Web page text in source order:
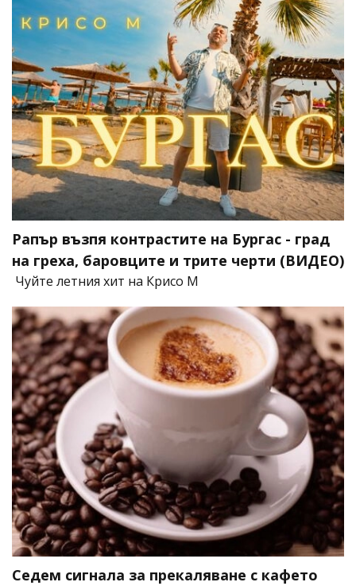
Рапър възпя контрастите на Бургас - град
на греха, баровците и трите черти (ВИДЕО)
Чуйте летния хит на Крисо М
Седем сигнала за прекаляване с кафето